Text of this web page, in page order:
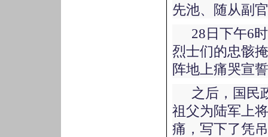
先池、随从副
28日下午6
烈士们的忠骸
阵地上痛哭宣
之后，国民
祖父为陆军上
痛，写下了凭